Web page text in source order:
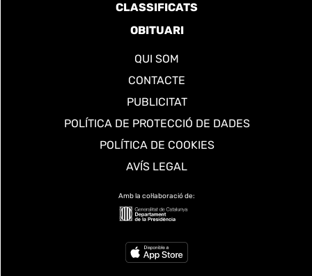
CLASSIFICATS
OBITUARI
QUI SOM
CONTACTE
PUBLICITAT
POLÍTICA DE PROTECCIÓ DE DADES
POLÍTICA DE COOKIES
AVÍS LEGAL
Amb la col·laboració de: